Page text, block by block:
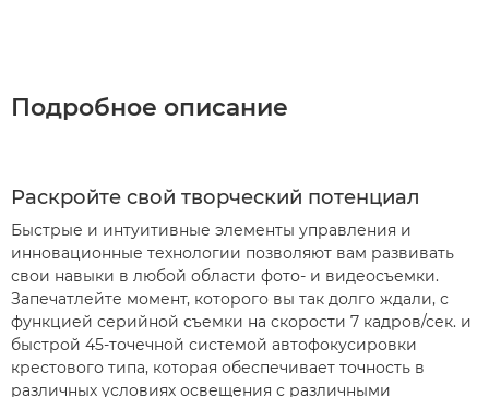
Подробное описание
Раскройте свой творческий потенциал
Быстрые и интуитивные элементы управления и
инновационные технологии позволяют вам развивать
свои навыки в любой области фото- и видеосъемки.
Запечатлейте момент, которого вы так долго ждали, с
функцией серийной съемки на скорости 7 кадров/сек. и
быстрой 45-точечной системой автофокусировки
крестового типа, которая обеспечивает точность в
различных условиях освещения с различными